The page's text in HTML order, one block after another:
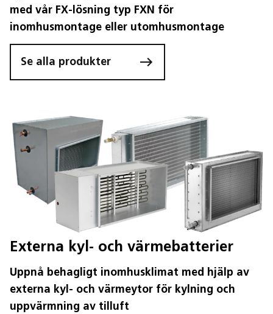
med vår FX-lösning typ FXN för
inomhusmontage eller utomhusmontage
Se alla produkter
Externa kyl- och värmebatterier
Uppnå behagligt inomhusklimat med hjälp av
externa kyl- och värmeytor för kylning och
uppvärmning av tilluft